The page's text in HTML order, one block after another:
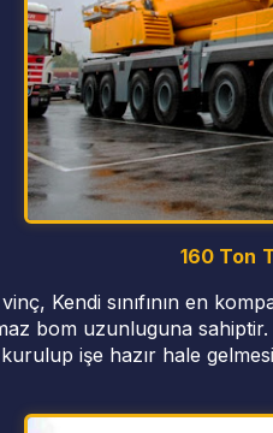
160 Ton
Kendi sınıfının en
bom uzunluguna
işe hazır hale